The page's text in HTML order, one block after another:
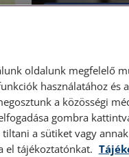
2024. június 11. • dr.
oldalunk megfelelő
használatához
a közösségi
gombra
tiltani a sütiket vagy
el tájékoztatónkat.